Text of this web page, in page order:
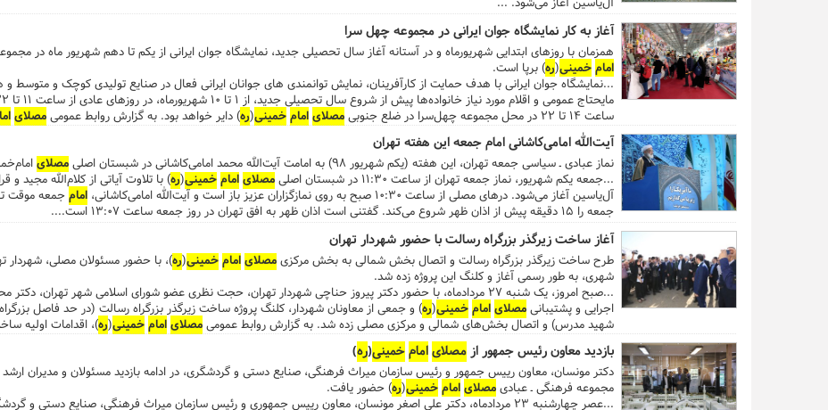
آغاز به کار نمایشگاه جوان ایرانی در مجموعه چهل سرا
همزمان با روزهای ابتدایی شهریورماه و در آستانه آغاز سال تحصیلی جدید، نمایشگاه جوان ایرانی از یکم تا دهم شهریور ماه در
امامخمینی(ره) برپا است.
...نمایشگاه جوان ایرانی با هدف حمایت از کارآفرینان، نمایش توانمندی های جوانان ایرانی فعال در صنایع تولیدی کوچک و
ساعت ۱۴ تا ۲۲ در محل مجموعه چهل‌سرا در ضلع جنوبی
مصلایامامخمینی(ره) دایر خواهد بود. به گزارش روابط عمومیمصلای
نمایشگاه تنها به مدت یک دوره و در فضایی به وسعت ۲۹۰۰ مترمربع
التحریر، کتاب و تجهیزات آموزشی، کیف، کفش، پوشاک و ... ...علاقه‌مندان برای بازدید از این نمایشگاه می‌توانند به مجموعه
امام خمینی(ره) در خیابان شهید بهشتی نرسیده به خیابان شهید مفتح مراجعه کنند. ...
آیت‌الله امامی‌کاشانی امام جمعه این هفته تهران
نماز عبادی ـ سیاسی جمعه تهران، این هفته (یکم شهریور ۹۸) به امامت آیت‌الله محمد امامی‌کاشانی در شبستان اصلی مصلای
...جمعه یکم شهریور، نماز جمعه تهران از ساعت ۱۱:۳۰ در شبستان اصلی
مصلایامامخمینی(ره) با تلاوت آیاتی از کلام‌الله مجید و
آل‌یاسین آغاز می‌شود. درهای مصلی از ساعت ۱۰:۳۰ صبح به روی نمازگزاران عزیز باز است و آیت‌الله امامی‌کاشانی،
امامجمعه موقت
جمعه را ۱۵ دقیقه پیش از اذان ظهر شروع می‌کند. گفتنی است اذان ظهر به افق تهران در روز جمعه ساعت ۱۳:۰۷ است....
آغاز ساخت زیرگذر بزرگراه رسالت با حضور شهردار تهران
طرح ساخت زیرگذر بزرگراه رسالت و اتصال بخش شمالی به بخش‌ مرکزیمصلایامامخمینی(ره)، با حضور مسئولان مصلی، شهردار
شهری، به طور رسمی آغاز و کلنگ این پروژه زده شد.
...صبح امروز، یک شنبه ۲۷ مردادماه، با حضور دکتر پیروز حناچی شهردار تهران، حجت نظری عضو شورای اسلامی شهر تهران،
اجرایی و پشتیبانیمصلایامامخمینی(ره) و جمعی از معاونان شهردار، کلنگ پروژه ساخت زیرگذر بزرگراه رسالت (در حد فاصل
شهید مدرس) و اتصال بخش‌های شمالی و مرکزی مصلی زده شد. به گزارش روابط عمومیمصلایامامخمینی(ره)، اقدامات اولیه
گذشته آغاز شده و این طرح طی یک سال آینده به بهره برداری خواهد رسید. ...
بازدید معاون رئیس جمهور ازمصلایامامخمینی(ره)
دکتر مونسان، معاون رییس جمهور و رئیس سازمان میراث فرهنگی، صنایع دستی و گردشگری، در ادامه بازدید مسئولان و مدیران
مجموعه فرهنگی ـ عبادیمصلایامامخمینی(ره) حضور یافت.
...عصر چهارشنبه ۲۳ مردادماه، دکتر علی اصغر مونسان، معاون رییس جمهوری و رئیس سازمان میراث فرهنگی، صنایع دستی و